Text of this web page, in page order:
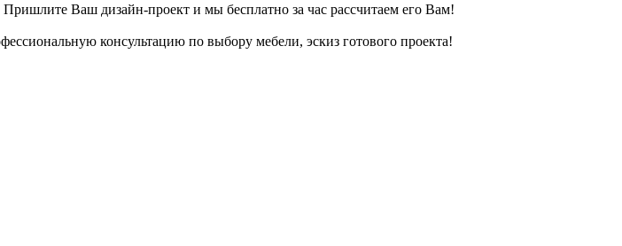
Ваш дизайн-проект и мы бесплатно за час рассчитаем его Вам!
консультацию по выбору мебели, эскиз готового проекта!